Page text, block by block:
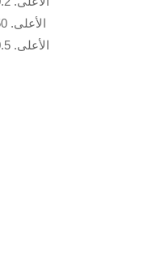
الأعلى. 50
الأعلى. 0.5